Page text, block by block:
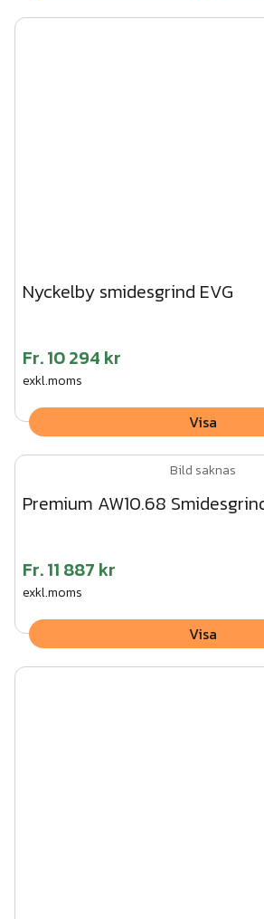
Nyckelby smidesgrind EVG
Fr.10 294 kr
exkl.moms
Visa
Bild saknas
Premium AW10.68
Fr.11 887 kr
exkl.moms
Visa